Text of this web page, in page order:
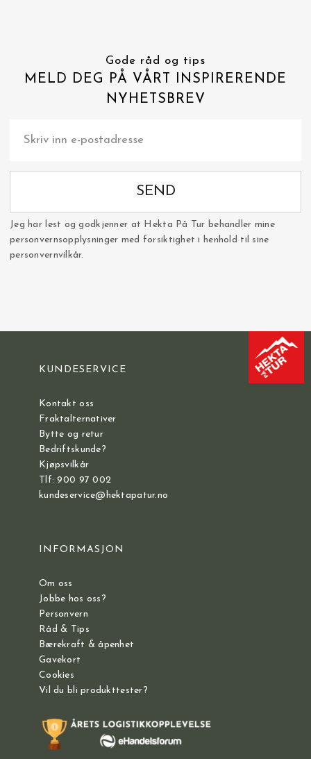
Gode råd og tips
MELD DEG PÅ VÅRT INSPIRERENDE
NYHETSBREV
SEND
Jeg har lest og godkjenner at Hekta På Tur behandler mine
personvernsopplysninger med forsiktighet i henhold til sine
personvernvilkår.
KUNDESERVICE
Kontakt oss
Fraktalternativer
Bytte og retur
Bedriftskunde?
Kjøpsvilkår
Tlf: 900 97 002
kundeservice@hektapatur.no
INFORMASJON
Om oss
Jobbe hos oss?
Personvern
Råd & Tips
Bærekraft & åpenhet
Gavekort
Cookies
Vil du bli produkttester?